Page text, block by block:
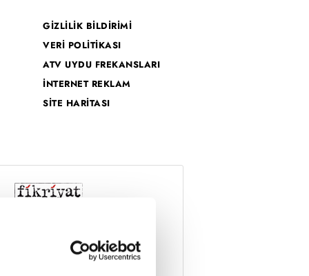
GİZLİLİK BİLDİRİMİ
VERİ POLİTİKASI
ATV UYDU FREKANSLARI
İNTERNET REKLAM
SİTE HARİTASI